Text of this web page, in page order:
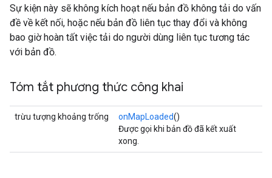
Sự kiện này sẽ không kích hoạt nếu bản đồ không tải do vấn
đề về kết nối, hoặc nếu bản đồ liên tục thay đổi và không
bao giờ hoàn tất việc tải do người dùng liên tục tương tác
với bản đồ.
Tóm tắt phương thức công khai
trừu tượng khoảng trống onMapLoaded()
Được gọi khi bản đồ đã kết xuất
xong.